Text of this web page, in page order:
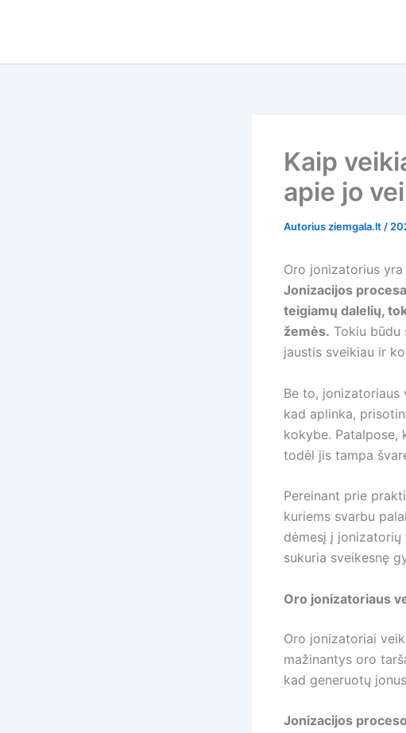
Kaip
apie jo
Autoriusziemgala.lt /
Oro jonizatorius
Jonizacijos
teigiamų dalelių,
žemės. Tokiu būdu
jaustis sveikiau ir
Be to, jonizatoriaus
kad aplinka,
kokybe. Patalpose,
todėl jis tampa
Pereinant prie
kuriems svarbu
dėmesį į
sukuria sveikesnę
Oro jonizatoriaus
Oro jonizatoriai
mažinantys oro
kad generuotų
Jonizacijos